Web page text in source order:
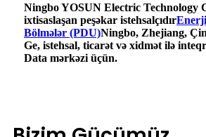
Ningbo YOSUN Electric Technology
ixtisaslaşan peşəkar istehsalçıdırEnerji
Bölmələr (PDU)Ningbo, Zhejiang,
Ge, istehsal, ticarət və xidmət ilə
Data mərkəzi üçün.